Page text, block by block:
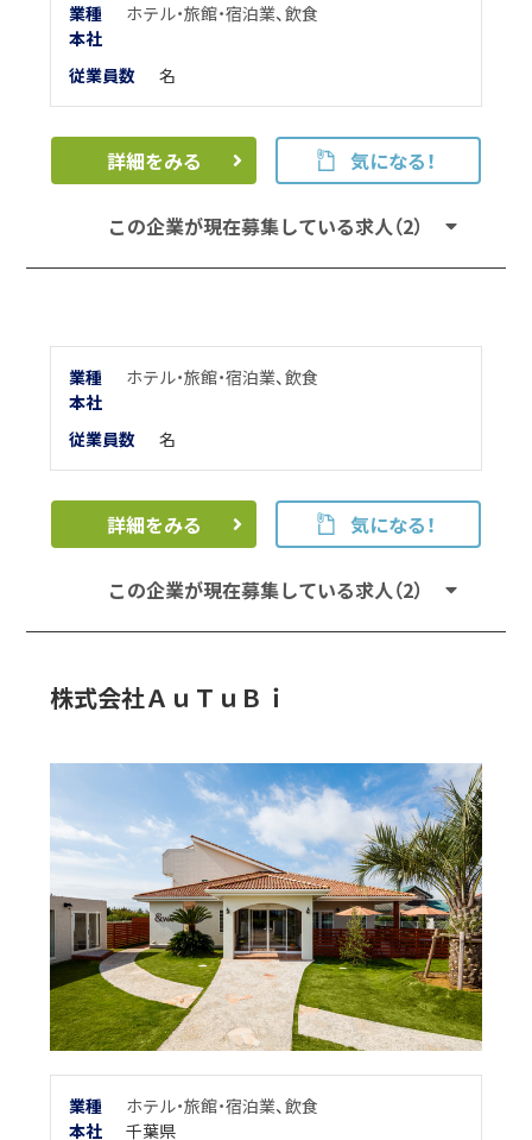
業種 ホテル・旅館・宿泊業、飲食
本社
従業員数
名
詳細をみる 気になる！
この企業が現在募集している求人（2）
業種 ホテル・旅館・宿泊業、飲食
本社
従業員数
名
詳細をみる 気になる！
この企業が現在募集している求人（2）
株式会社ＡｕＴｕＢｉ
業種 ホテル・旅館・宿泊業、飲食
本社 千葉県